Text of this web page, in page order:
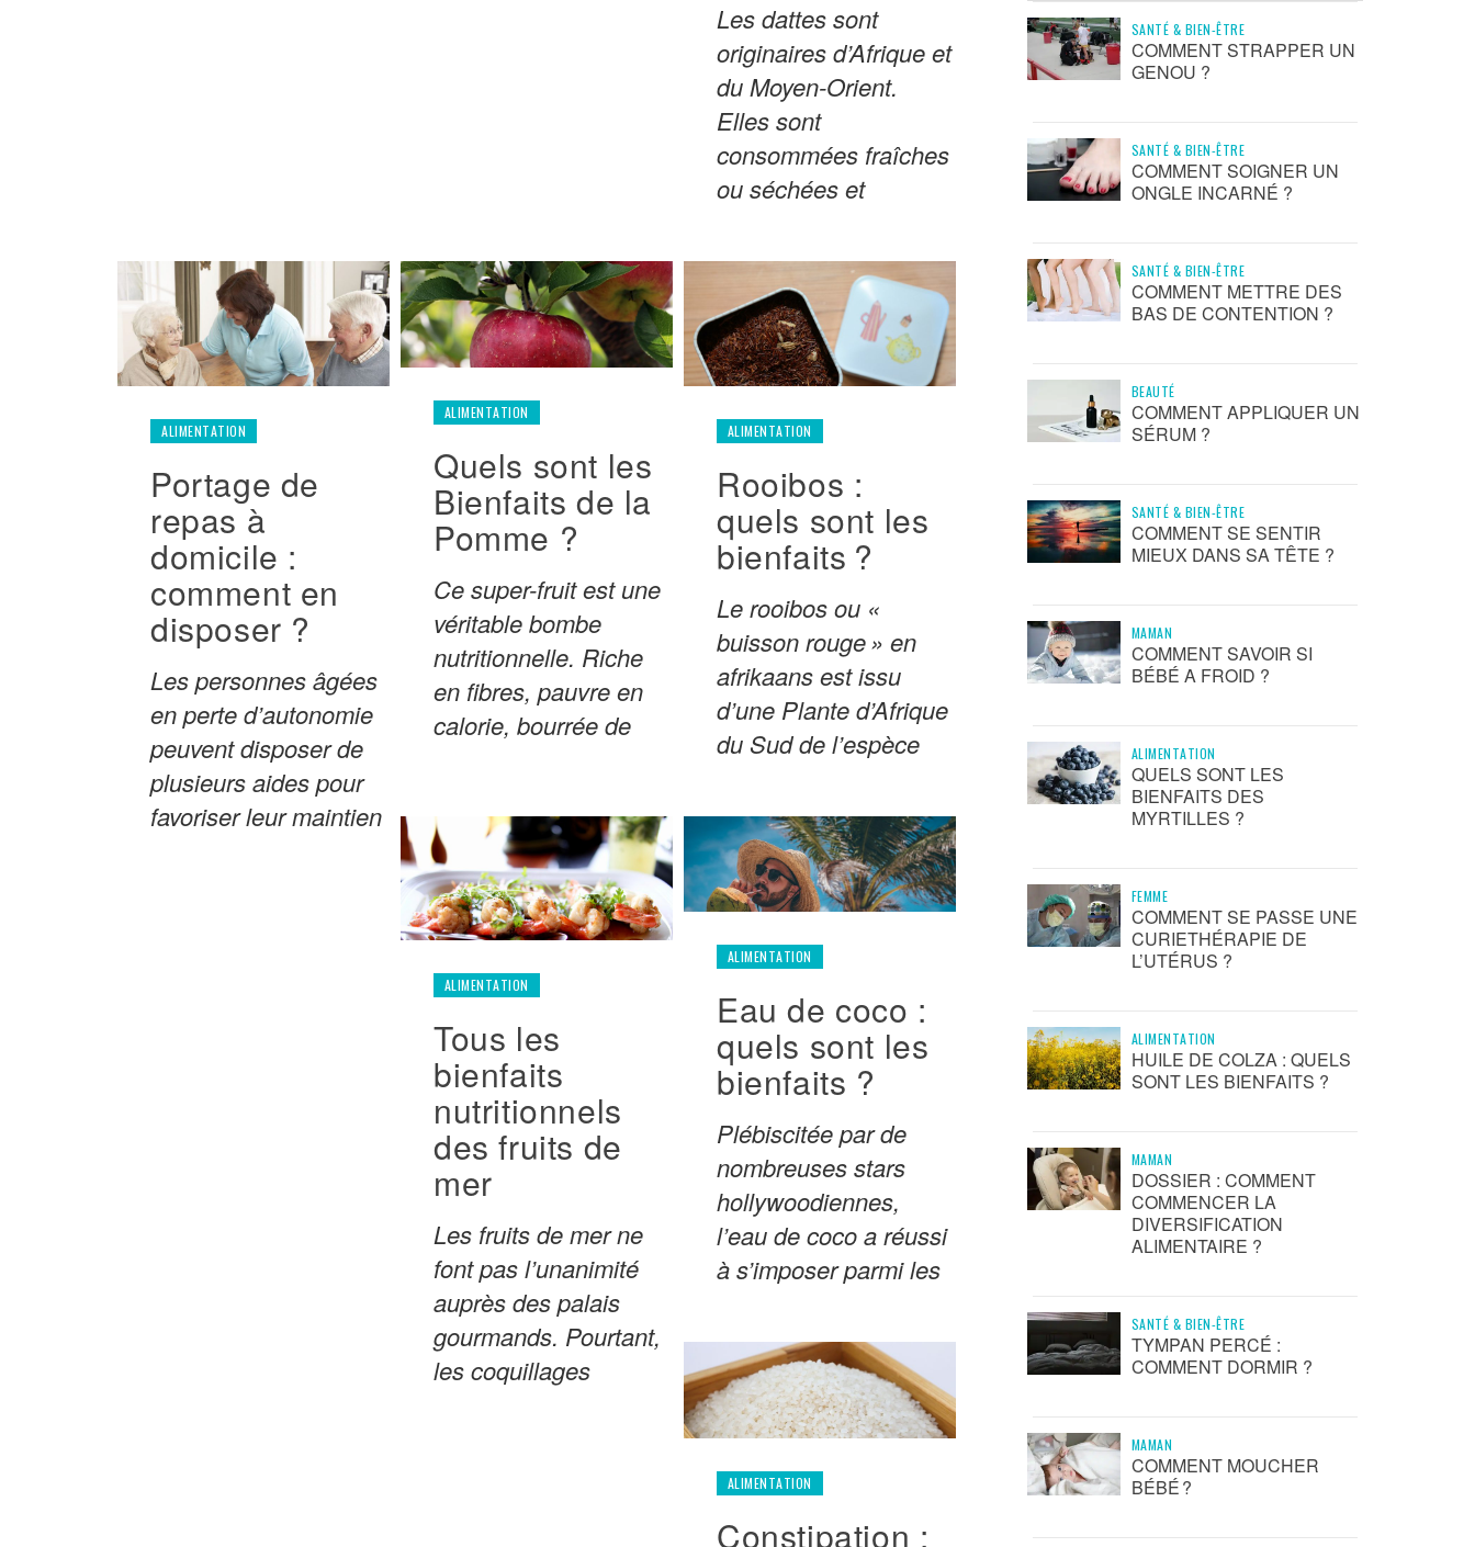
Les dattes sont
originaires d’Afrique et
du Moyen-Orient.
Elles sont
consommées fraîches
ou séchées et
ALIMENTATION
Portage de
repas à
domicile :
comment en
disposer ?
Les personnes âgées
en perte d’autonomie
peuvent disposer de
plusieurs aides pour
favoriser leur maintien
ALIMENTATION
Quels sont les
Bienfaits de la
Pomme ?
Ce super-fruit est une
véritable bombe
nutritionnelle. Riche
en fibres, pauvre en
calorie, bourrée de
ALIMENTATION
Rooibos :
quels sont les
bienfaits ?
Le rooibos ou «
buisson rouge » en
afrikaans est issu
d’une Plante d’Afrique
du Sud de l’espèce
ALIMENTATION
Tous les
bienfaits
nutritionnels
des fruits de
mer
Les fruits de mer ne
font pas l’unanimité
auprès des palais
gourmands. Pourtant,
les coquillages
ALIMENTATION
Eau de coco :
quels sont les
bienfaits ?
Plébiscitée par de
nombreuses stars
hollywoodiennes,
l’eau de coco a réussi
à s’imposer parmi les
ALIMENTATION
Constipation :
SANTÉ & BIEN-ÊTRE
COMMENT STRAPPER UN
GENOU ?
SANTÉ & BIEN-ÊTRE
COMMENT SOIGNER UN
ONGLE INCARNÉ ?
SANTÉ & BIEN-ÊTRE
COMMENT METTRE DES
BAS DE CONTENTION ?
BEAUTÉ
COMMENT APPLIQUER UN
SÉRUM ?
SANTÉ & BIEN-ÊTRE
COMMENT SE SENTIR
MIEUX DANS SA TÊTE ?
MAMAN
COMMENT SAVOIR SI
BÉBÉ A FROID ?
ALIMENTATION
QUELS SONT LES
BIENFAITS DES
MYRTILLES ?
FEMME
COMMENT SE PASSE UNE
CURIETHÉRAPIE DE
L’UTÉRUS ?
ALIMENTATION
HUILE DE COLZA : QUELS
SONT LES BIENFAITS ?
MAMAN
DOSSIER : COMMENT
COMMENCER LA
DIVERSIFICATION
ALIMENTAIRE ?
SANTÉ & BIEN-ÊTRE
TYMPAN PERCÉ :
COMMENT DORMIR ?
MAMAN
COMMENT MOUCHER
BÉBÉ ?